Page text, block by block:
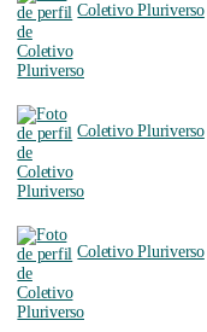
Coletivo Pluriverso
Coletivo Pluriverso
Coletivo Pluriverso